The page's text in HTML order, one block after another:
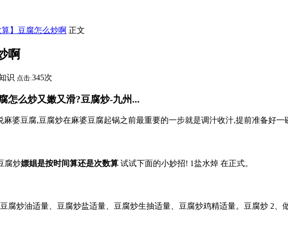
】豆腐怎么炒啊 正文
啊
识 点击:345次
怎么炒又嫩又滑?豆腐炒-九州...
婆豆腐,豆腐炒在麻婆豆腐起锅之前最重要的一步就是调汁收汁,提前准备好一
腐炒嫖娼是按时间算还是次数算 试试下面的小妙招! 1盐水焯 在正式。
腐炒油适量、豆腐炒盐适量、豆腐炒生抽适量、豆腐炒鸡精适量。豆腐炒 2、